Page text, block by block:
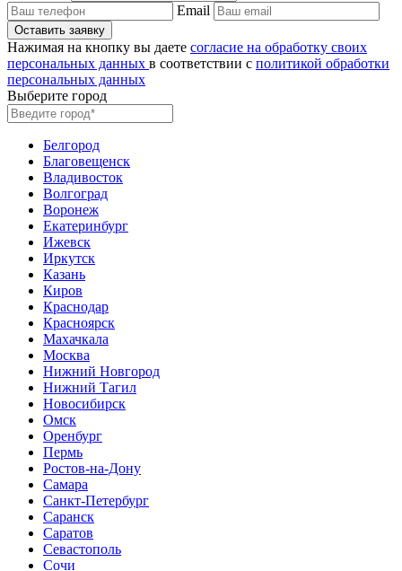
Email
Нажимая на кнопку вы даете согласие на обработку своих
персональных данных в соответствии с политикой обработки
персональных данных
Выберите город
Белгород
Благовещенск
Владивосток
Волгоград
Воронеж
Екатеринбург
Ижевск
Иркутск
Казань
Киров
Краснодар
Красноярск
Махачкала
Москва
Нижний Новгород
Нижний Тагил
Новосибирск
Омск
Оренбург
Пермь
Ростов-на-Дону
Самара
Санкт-Петербург
Саранск
Саратов
Севастополь
Сочи